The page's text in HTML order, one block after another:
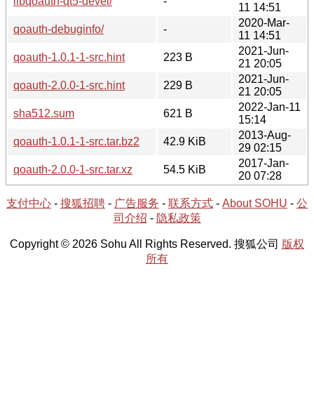
11 14:51
qoauth-debuginfo/
-
2020-Mar-
11 14:51
qoauth-1.0.1-1-src.hint
223 B
2021-Jun-
21 20:05
qoauth-2.0.0-1-src.hint
229 B
2021-Jun-
21 20:05
sha512.sum
621 B
2022-Jan-11
15:14
qoauth-1.0.1-1-src.tar.bz2
42.9 KiB
2013-Aug-
29 02:15
qoauth-2.0.0-1-src.tar.xz
54.5 KiB
2017-Jan-
20 07:28
支付中心 - 搜狐招聘 - 广告服务 - 联系方式 - About SOHU - 公
司介绍 - 隐私政策
Copyright © 2026 Sohu All Rights Reserved. 搜狐公司 版权
所有